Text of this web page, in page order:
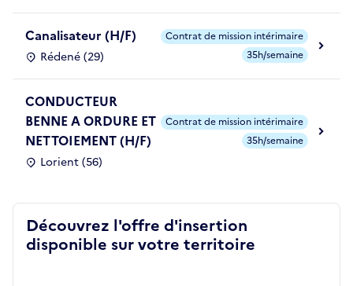
Canalisateur (H/F)
Rédené (29)
Contrat de mission intérimaire
35h/semaine
CONDUCTEUR
BENNE A ORDURE ET
NETTOIEMENT (H/F)
Lorient (56)
Contrat de mission intérimaire
35h/semaine
Découvrez l'offre d'insertion
disponible sur votre territoire